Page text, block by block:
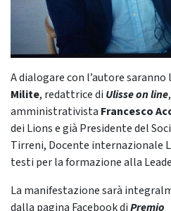
A dialogare con l’autore
Milite, redattrice di Ulisse on line
amministrativista Francesco
dei Lions e già Presidente del
Tirreni, Docente internazionale
testi per la formazione alla
La manifestazione sarà
dalla pagina Facebook diPremio